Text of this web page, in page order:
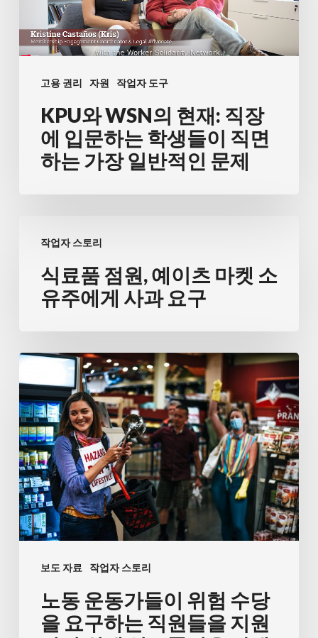
고용 권리 자원 작업자 도구
재:
직
장
일
반
적
인
문
제
KPU와 WSN의 현재: 직장
에 입문하는 학생들이 직면
하는 가장 일반적인 문제
작업자 스토리
이
마
켓
소
유
주
에
게
사
식료품 점원, 예이츠 마켓 소
유주에게 사과 요구
보도 자료 작업자 스토리
노
동
운
동
가
들
이
위
험
노동 운동가들이 위험 수당
을 요구하는 직원들을 지원